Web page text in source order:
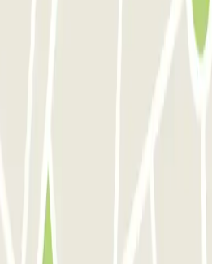
não se descreve por
do número de caracteres a
com esta empresa !!!!
à Porto
SABA Palácio da Justiça
Setúbal
Península